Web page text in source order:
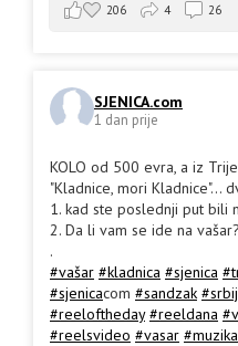
206 4 26
SJENICA.com
1 dan prije
KOLO od 500 evra, a iz
"Kladnice, mori Kladnice"...
1. kad ste poslednji put bili
2. Da li vam se ide na vašar?
.
#vašar #kladnica #sjenica
#sjenicacom #sandzak
#reeloftheday #reeldana
#reelsvideo #vasar #muzika